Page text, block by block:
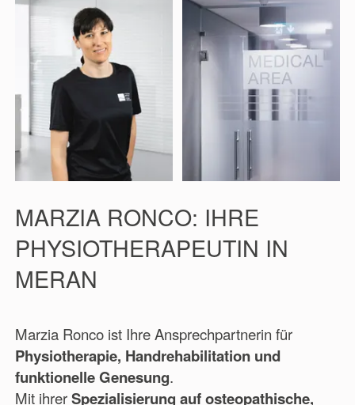
MARZIA RONCO: IHRE
PHYSIOTHERAPEUTIN IN
MERAN
Marzia Ronco ist Ihre Ansprechpartnerin für
Physiotherapie, Handrehabilitation und
funktionelle Genesung.
Mit ihrerSpezialisierung auf osteopathische,